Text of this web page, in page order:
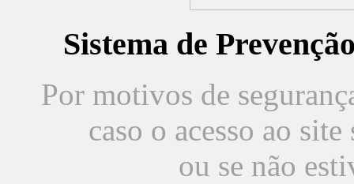
Sistema de
Por motivos de
caso o acesso ao
ou se não